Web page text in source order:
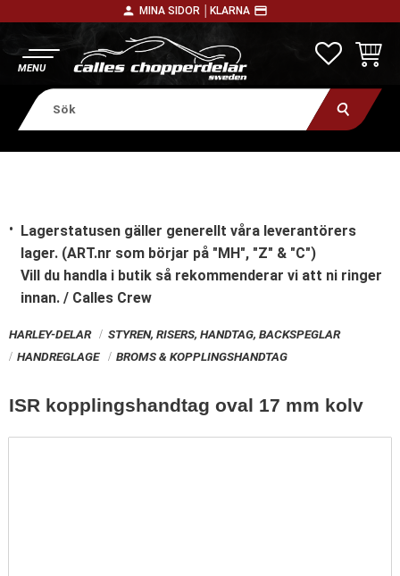
person MINA SIDOR │ KLARNA payment
Lagerstatusen gäller generellt våra leverantörers
lager. (ART.nr som börjar på "MH", "Z" & "C")
Vill du handla i butik så rekommenderar vi att ni ringer
innan. / Calles Crew
HARLEY-DELAR
STYREN, RISERS, HANDTAG, BACKSPEGLAR
HANDREGLAGE
BROMS & KOPPLINGSHANDTAG
ISR kopplingshandtag oval 17 mm kolv